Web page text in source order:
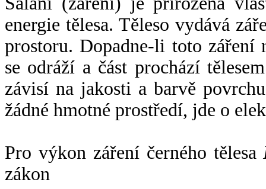
energie tělesa. Těleso vydává
prostoru. Dopadne-li toto záření
se odráží a část prochází
závisí na jakosti a barvě
žádné hmotné prostředí, jde o
Pro výkon záření černého tělesa
zákon